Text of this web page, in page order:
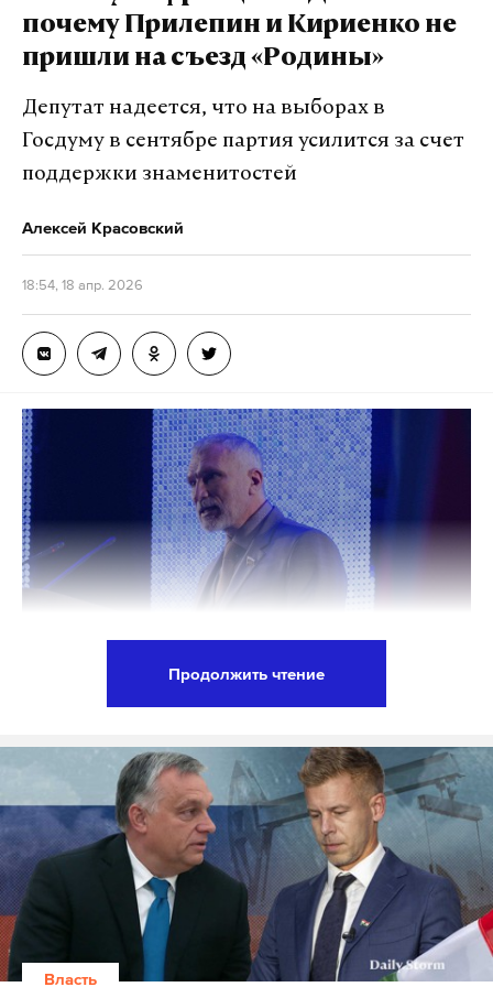
почему Прилепин и Кириенко не
пришли на съезд «Родины»
Депутат надеется, что на выборах в
Госдуму в сентябре партия усилится за счет
поддержки знаменитостей
Алексей Красовский
18:54, 18 апр. 2026
В Москве прошел съезд партии «Родина». В интервью
Daily Storm председатель Алексей Журавлев
рассказал, почему на собрании не было ранее
заявленного Захара Прилепина и первого
замруководителя Администрации президента Сергея
Кириенко. Политик поведал, почему от партии не
следует ждать выдвижения приближенных
погибшего главы ЧВК «Вагнер» Евгения Пригожина.
Продолжить чтение
Власть